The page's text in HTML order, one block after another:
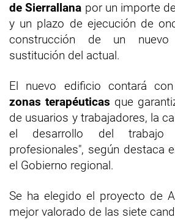
de Sierrallana por un importe
y un plazo de ejecución de
construcción de un
sustitución del actual.
El nuevo edificio contará con
zonas terapéuticas que
de usuarios y trabajadores, la
el desarrollo del
profesionales", según destaca
el Gobierno regional.
Se ha elegido el proyecto de
mejor valorado de las siete